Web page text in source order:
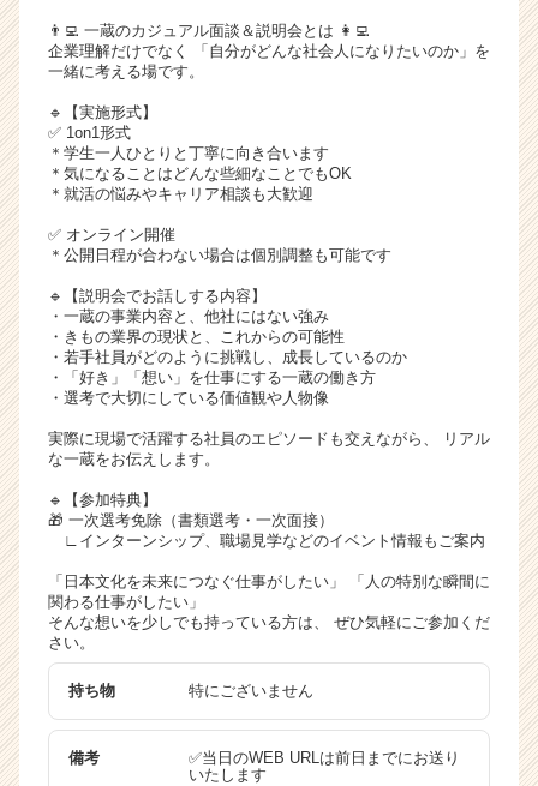
a
👨‍💻 一蔵のカジュアル面談＆説明会とは 👩‍💻
企業理解だけでなく 「自分がどんな社会人になりたいのか」を
一緒に考える場です。
🔹【実施形式】
✅ 1on1形式
＊学生一人ひとりと丁寧に向き合います
＊気になることはどんな些細なことでもOK
＊就活の悩みやキャリア相談も大歓迎
✅ オンライン開催
＊公開日程が合わない場合は個別調整も可能です
🔹【説明会でお話しする内容】
・一蔵の事業内容と、他社にはない強み
・きもの業界の現状と、これからの可能性
・若手社員がどのように挑戦し、成長しているのか
・「好き」「想い」を仕事にする一蔵の働き方
・選考で大切にしている価値観や人物像
実際に現場で活躍する社員のエピソードも交えながら、 リアル
な一蔵をお伝えします。
🔹【参加特典】
🎁 一次選考免除（書類選考・一次面接）
∟インターンシップ、職場見学などのイベント情報もご案内
「日本文化を未来につなぐ仕事がしたい」 「人の特別な瞬間に
関わる仕事がしたい」
そんな想いを少しでも持っている方は、 ぜひ気軽にご参加くだ
さい。
持ち物 特にございません
備考
✅当日のWEB URLは前日までにお送り
いたします